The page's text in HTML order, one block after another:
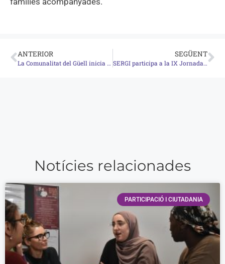
ANTERIOR
La Comunalitat del Güell inicia el seu cinquè any reforçant el treball comunitari
SEGÜENT
SERGI participa a la IX Jornada d’Acció Social d’ECAS sobre cures i benestar emocional
Notícies relacionades
PARTICIPACIÓ I CIUTADANIA